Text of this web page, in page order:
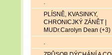
.
PLÍSNĚ, KVASINKY,
CHRONICJKÝ ZÁNĚT |
MUDr.Carolyn Dean (+3)
.